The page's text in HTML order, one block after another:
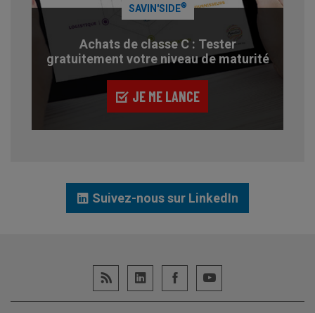
SAVIN'SIDE®
Achats de classe C : Tester
gratuitement votre niveau de maturité
JE ME LANCE
Suivez-nous sur LinkedIn